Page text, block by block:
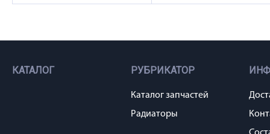
КАТАЛОГ РУБРИКАТОР
Каталог запчастей
Радиаторы